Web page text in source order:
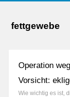
fettgewebe
Operation
Vorsicht:
Wie wichtig es ist,